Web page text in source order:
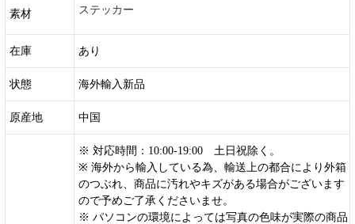
素材 ステッカー
在庫 あり
状態 海外輸入新品
原産地 中国
※ 対応時間：10:00-19:00 土日祝除く。
※ 海外から輸入している為、輸送上の都合により外箱
のつぶれ、商品に汚れやキズがある場合がございます
ので予めご了承くださいませ。
※ パソコンの環境によっては写真の色味が実際の商品